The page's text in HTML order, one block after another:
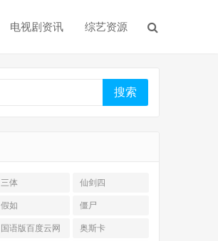
电视剧资讯 综艺资源
搜索
三体 仙剑四
假如 僵尸
国语版百度云网
奥斯卡